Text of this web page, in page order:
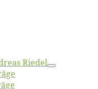
Riedel